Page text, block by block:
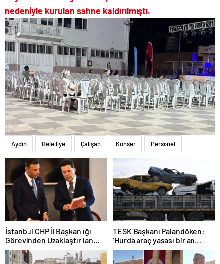
nedeniyle kurulan sahne kaldırılmıştı.
Aydın Belediye Çalışan Konser Personel
İstanbul CHP İl Başkanlığı
Görevinden Uzaklaştırılan
Özgür Çelik’e Destek ve
Gelişmeler
TESK Başkanı Palandöken:
‘Hurda araç yasası bir an
evvel gündeme gelmeli’